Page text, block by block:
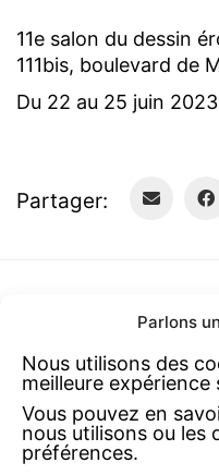
Parlons
Nous utilisons des
meilleure expérience
Vous pouvez en
nous utilisons ou les
préférences.
11e salon du dessin
111bis, boulevard de
Du 22 au 25 juin
Partager: